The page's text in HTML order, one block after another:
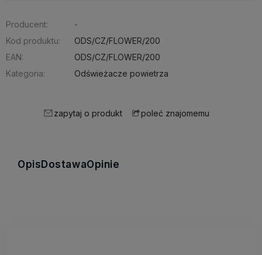
Producent:
-
Kod produktu:
ODS/CZ/FLOWER/200
EAN:
ODS/CZ/FLOWER/200
Kategoria:
Odświeżacze powietrza
zapytaj o produkt poleć znajomemu
OpisDostawaOpinie